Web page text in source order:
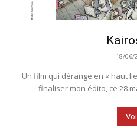
18/06/
Un film qui dérange en « haut
finaliser mon édito, ce 28